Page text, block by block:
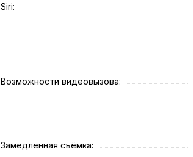
Siri:
Возможности видеовызова:
Замедленная съёмка: